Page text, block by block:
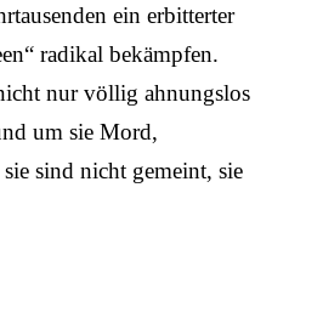
ein erbitterter
radikal bekämpfen.
nur völlig ahnungslos
um sie Mord,
sind nicht gemeint, sie